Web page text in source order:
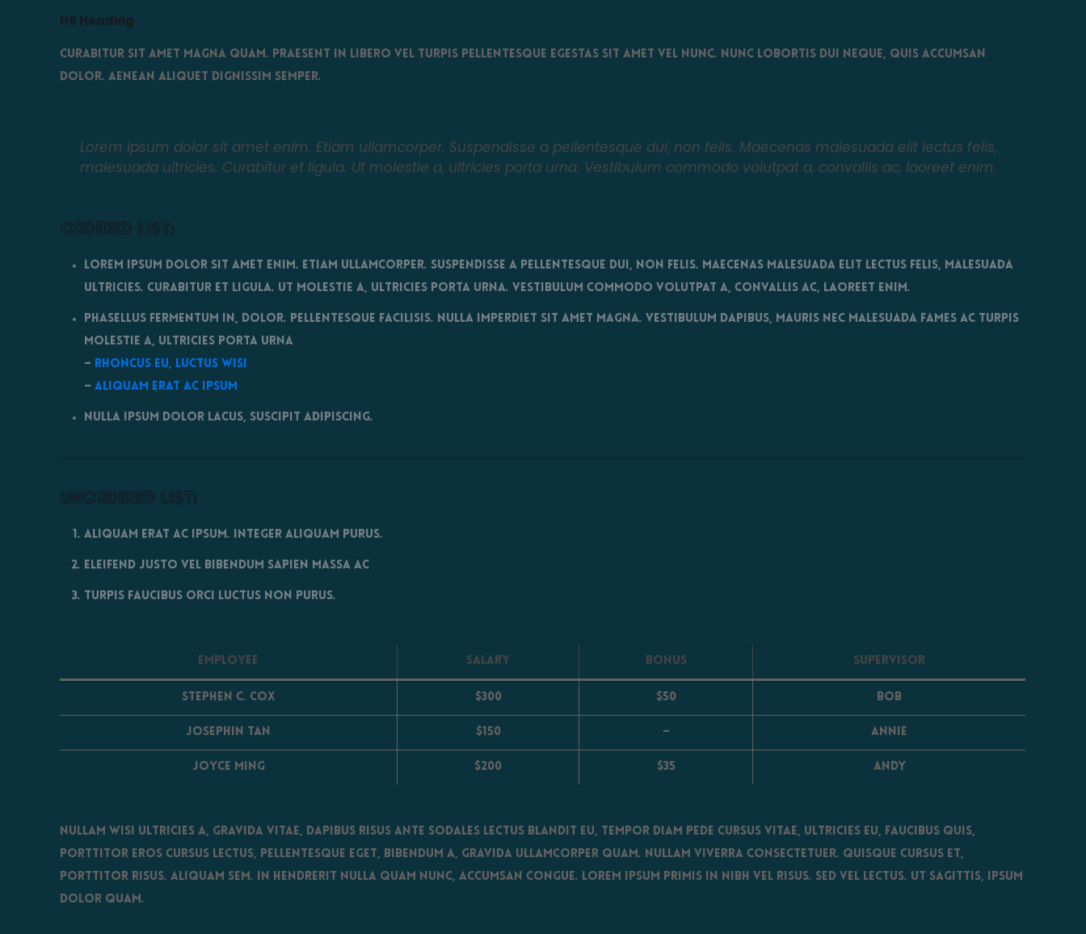
H6 Heading
Curabitur sit amet magna quam. Praesent in libero vel turpis pellentesque egestas sit amet vel nunc. Nunc lobortis dui neque, quis accumsan
dolor. Aenean aliquet dignissim semper.
Lorem ipsum dolor sit amet enim. Etiam ullamcorper. Suspendisse a pellentesque dui, non felis. Maecenas malesuada elit lectus felis,
malesuada ultricies. Curabitur et ligula. Ut molestie a, ultricies porta urna. Vestibulum commodo volutpat a, convallis ac, laoreet enim.
Ordered list:
Lorem ipsum dolor sit amet enim. Etiam ullamcorper. Suspendisse a pellentesque dui, non felis. Maecenas malesuada elit lectus felis, malesuada
ultricies. Curabitur et ligula. Ut molestie a, ultricies porta urna. Vestibulum commodo volutpat a, convallis ac, laoreet enim.
Phasellus fermentum in, dolor. Pellentesque facilisis. Nulla imperdiet sit amet magna. Vestibulum dapibus, mauris nec malesuada fames ac turpis
molestie a, ultricies porta urna
– Rhoncus eu, luctus wisi
–Aliquam erat ac ipsum
Nulla ipsum dolor lacus, suscipit adipiscing.
Unordered list:
Aliquam erat ac ipsum. Integer aliquam purus.
Eleifend justo vel bibendum sapien massa ac
Turpis faucibus orci luctus non purus.
Employee Salary Bonus Supervisor
Stephen C. Cox $300 $50 Bob
Josephin Tan $150 – Annie
Joyce Ming $200 $35 Andy
Nullam wisi ultricies a, gravida vitae, dapibus risus ante sodales lectus blandit eu, tempor diam pede cursus vitae, ultricies eu, faucibus quis,
porttitor eros cursus lectus, pellentesque eget, bibendum a, gravida ullamcorper quam. Nullam viverra consectetuer. Quisque cursus et,
porttitor risus. Aliquam sem. In hendrerit nulla quam nunc, accumsan congue. Lorem ipsum primis in nibh vel risus. Sed vel lectus. Ut sagittis, ipsum
dolor quam.